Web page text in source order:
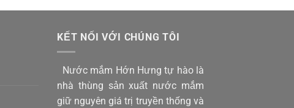
KẾT NỐI VỚI CHÚNG TÔI
Nước mắm Hớn Hưng tự hào là
nhà thùng sản xuất nước mắm
giữ nguyên giá trị truyền thống và